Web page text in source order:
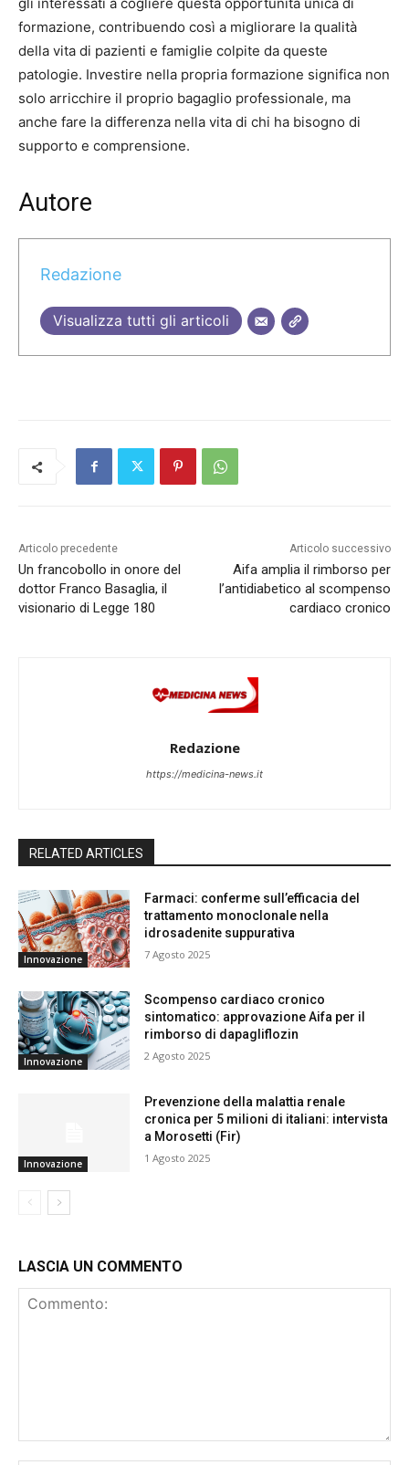
formazione, contribuendo così a migliorare la qualità
della vita di pazienti e famiglie colpite da queste
patologie. Investire nella propria formazione significa non
solo arricchire il proprio bagaglio professionale, ma
anche fare la differenza nella vita di chi ha bisogno di
supporto e comprensione.
Autore
Redazione
Visualizza tutti gli articoli
Articolo precedente
Un francobollo in onore del
dottor Franco Basaglia, il
visionario di Legge 180
Articolo successivo
Aifa amplia il rimborso per
l’antidiabetico al scompenso
cardiaco cronico
Redazione
https://medicina-news.it
RELATED ARTICLES
Innovazione
Farmaci: conferme sull’efficacia del
trattamento monoclonale nella
idrosadenite suppurativa
7 Agosto 2025
Innovazione
Scompenso cardiaco cronico
sintomatico: approvazione Aifa per il
rimborso di dapagliflozin
2 Agosto 2025
Innovazione
Prevenzione della malattia renale
cronica per 5 milioni di italiani: intervista
a Morosetti (Fir)
1 Agosto 2025
LASCIA UN COMMENTO